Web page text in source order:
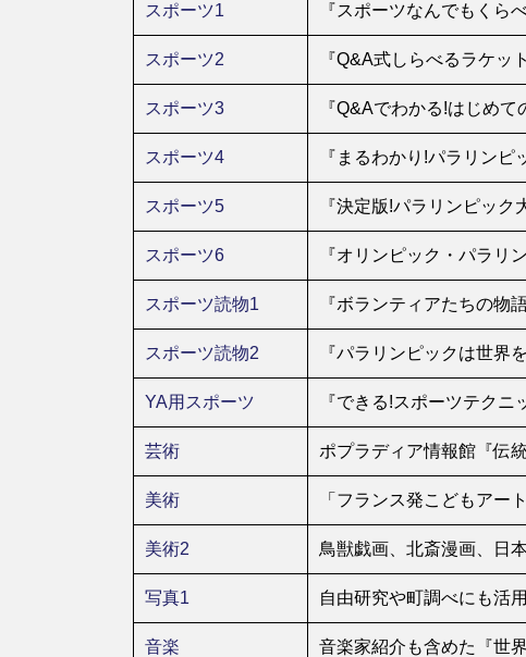
スポーツ1 『スポーツなんでもくら
スポーツ2 『Q&A式しらべるラケッ
スポーツ3 『Q&Aでわかる!はじめ
スポーツ4 『まるわかり!パラリン
スポーツ5 『決定版!パラリンピッ
スポーツ6 『オリンピック・パラ
スポーツ読物1 『ボランティアたちの物
スポーツ読物2 『パラリンピックは世界
YA用スポーツ 『できる!スポーツテク
芸術 ポプラディア情報館『伝
美術 「フランス発こどもア
美術2 鳥獣戯画、北斎漫画、日
写真1 自由研究や町調べにも活
音楽 音楽家紹介も含めた『世